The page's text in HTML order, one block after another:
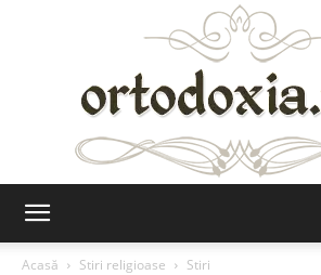
Acasă
Stiri religioase Stiri